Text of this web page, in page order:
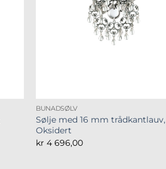
BUNADSØLV
Sølje med 16 mm trådkantlauv,
Oksidert
kr 4 696,00